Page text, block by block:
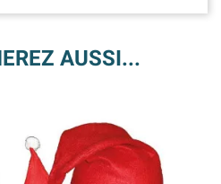
AUSSI...